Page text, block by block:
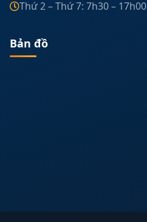
Thứ 2 – Thứ 7: 7h30 – 17h00
Bản đồ